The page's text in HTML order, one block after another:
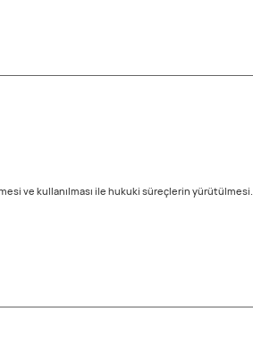
ve kullanılması ile hukuki süreçlerin yürütülmesi.